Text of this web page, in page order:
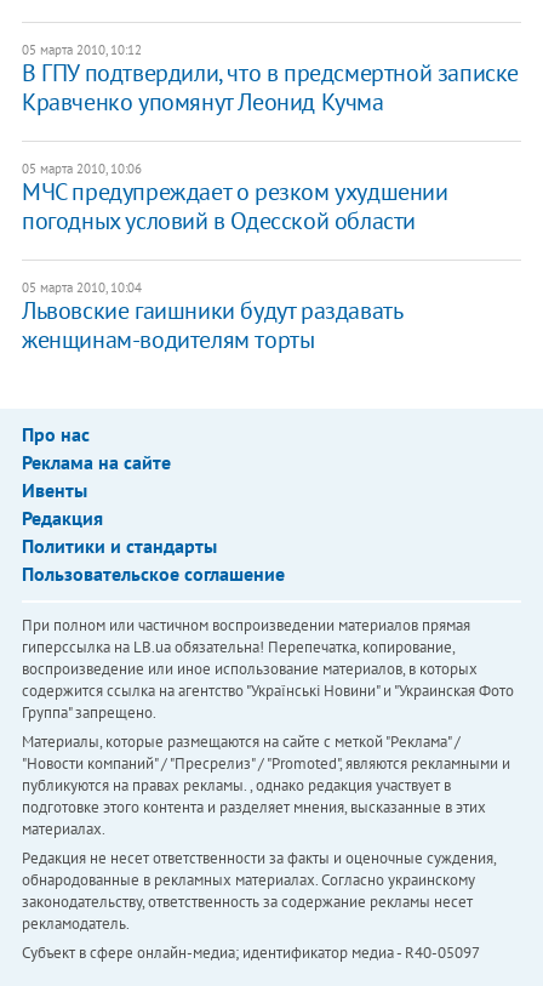
05 марта 2010, 10:12
В ГПУ подтвердили, что в предсмертной записке
Кравченко упомянут Леонид Кучма
05 марта 2010, 10:06
МЧС предупреждает о резком ухудшении
погодных условий в Одесской области
05 марта 2010, 10:04
Львовские гаишники будут раздавать
женщинам-водителям торты
Про нас
Реклама на сайте
Ивенты
Редакция
Политики и стандарты
Пользовательское соглашение
При полном или частичном воспроизведении материалов прямая
гиперссылка на LB.ua обязательна! Перепечатка, копирование,
воспроизведение или иное использование материалов, в которых
содержится ссылка на агентство "Українськi Новини" и "Украинская Фото
Группа" запрещено.
Материалы, которые размещаются на сайте с меткой "Реклама" /
"Новости компаний" / "Пресрелиз" / "Promoted", являются рекламными и
публикуются на правах рекламы. , однако редакция участвует в
подготовке этого контента и разделяет мнения, высказанные в этих
материалах.
Редакция не несет ответственности за факты и оценочные суждения,
обнародованные в рекламных материалах. Согласно украинскому
законодательству, ответственность за содержание рекламы несет
рекламодатель.
Субъект в сфере онлайн-медиа; идентификатор медиа - R40-05097